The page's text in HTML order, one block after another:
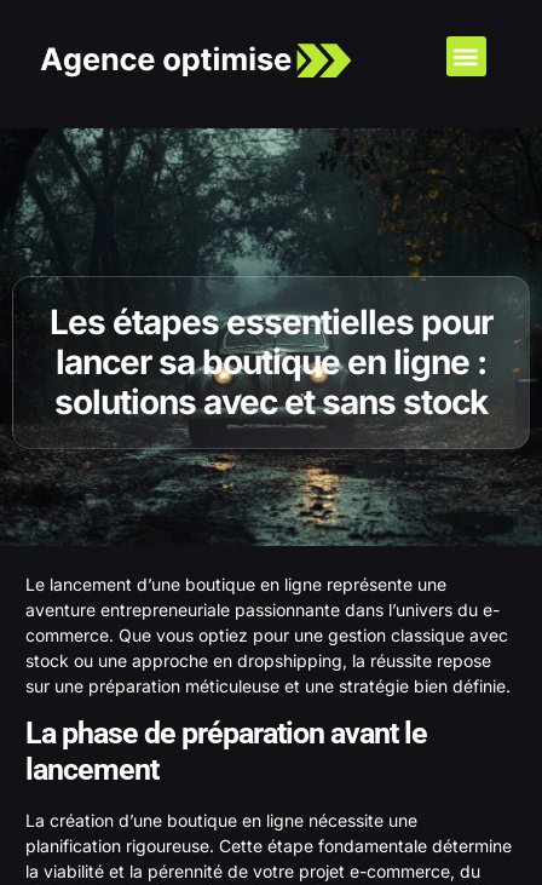
Les étapes essentielles pour
lancer sa boutique en ligne :
solutions avec et sans stock
Le lancement d’une boutique en ligne représente une
aventure entrepreneuriale passionnante dans l’univers du e-
commerce. Que vous optiez pour une gestion classique avec
stock ou une approche en dropshipping, la réussite repose
sur une préparation méticuleuse et une stratégie bien définie.
La phase de préparation avant le
lancement
La création d’une boutique en ligne nécessite une
planification rigoureuse. Cette étape fondamentale détermine
la viabilité et la pérennité de votre projet e-commerce, du